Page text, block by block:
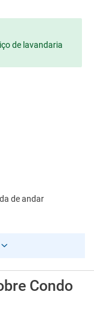
de lavandaria
de andar
Condo